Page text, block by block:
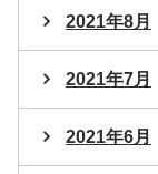
2021年8月
2021年7月
2021年6月